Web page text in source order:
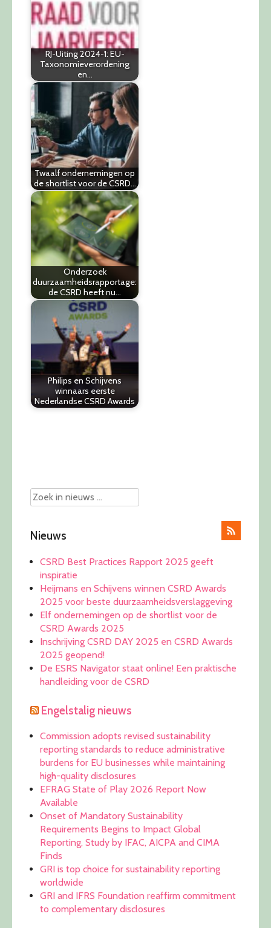
RJ-Uiting 2024-1: EU-
Taxonomieverordening
en…
Twaalf ondernemingen op
de shortlist voor de CSRD…
Onderzoek
duurzaamheidsrapportage:
de CSRD heeft nu…
Philips en Schijvens
winnaars eerste
Nederlandse CSRD Awards
Nieuws
CSRD Best Practices Rapport 2025 geeft
inspiratie
Heijmans en Schijvens winnen CSRD Awards
2025 voor beste duurzaamheidsverslaggeving
Elf ondernemingen op de shortlist voor de
CSRD Awards 2025
Inschrijving CSRD DAY 2025 en CSRD Awards
2025 geopend!
De ESRS Navigator staat online! Een praktische
handleiding voor de CSRD
Engelstalig nieuws
Commission adopts revised sustainability
reporting standards to reduce administrative
burdens for EU businesses while maintaining
high-quality disclosures
EFRAG State of Play 2026 Report Now
Available
Onset of Mandatory Sustainability
Requirements Begins to Impact Global
Reporting, Study by IFAC, AICPA and CIMA
Finds
GRI is top choice for sustainability reporting
worldwide
GRI and IFRS Foundation reaffirm commitment
to complementary disclosures